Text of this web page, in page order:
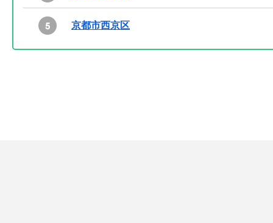
京都市西京区